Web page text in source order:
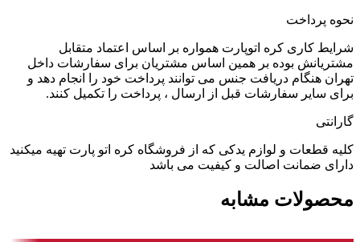
نحوه پرداخت
شرایط کاری کره اتوپارت همواره بر اساس اعتماد متقابل
مشتریانش بوده بر همین اساس مشتریان برای سفارشات داخل
تهران هنگام دریافت جنس می توانند پرداخت خود را انجام دهد و
برای سایر سفارشات قبل از ارسال ، پرداخت را تکمیل کنند.
گارانتی
کلیه قطعات و لوازم یدکی که از فروشگاه کره اتو پارت تهیه میکنید
دارای ضمانت اصالت و کیفیت می باشد
محصولات مشابه